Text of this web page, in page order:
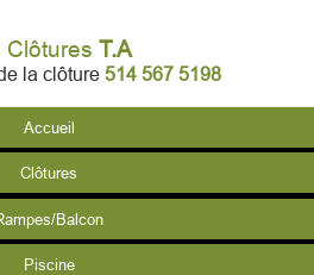
Clôtures T.A
la clôture 514 567 5198
Accueil
Clôtures
Balcon
Piscine